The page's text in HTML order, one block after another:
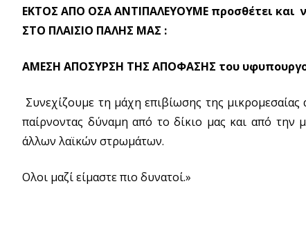
ΕΚΤΟΣ ΑΠΟ ΟΣΑ ΑΝΤΙΠΑΛΕΥΟΥΜΕ προσθέτει και
ΣΤΟ ΠΛΑΙΣΙΟ ΠΑΛΗΣ ΜΑΣ :
ΑΜΕΣΗ ΑΠΟΣΥΡΣΗ ΤΗΣ ΑΠΟΦΑΣΗΣ του
Συνεχίζουμε τη μάχη επιβίωσης της
παίρνοντας δύναμη από το δίκιο μας και από την
άλλων λαϊκών στρωμάτων.
Ολοι μαζί είμαστε πιο δυνατοί.»